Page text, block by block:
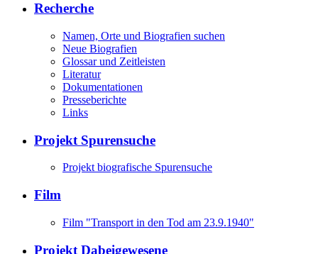
Recherche
Namen, Orte und Biografien suchen
Neue Biografien
Glossar und Zeitleisten
Literatur
Dokumentationen
Presseberichte
Links
Projekt Spurensuche
Projekt biografische Spurensuche
Film
Film "Transport in den Tod am 23.9.1940"
Projekt Dabeigewesene